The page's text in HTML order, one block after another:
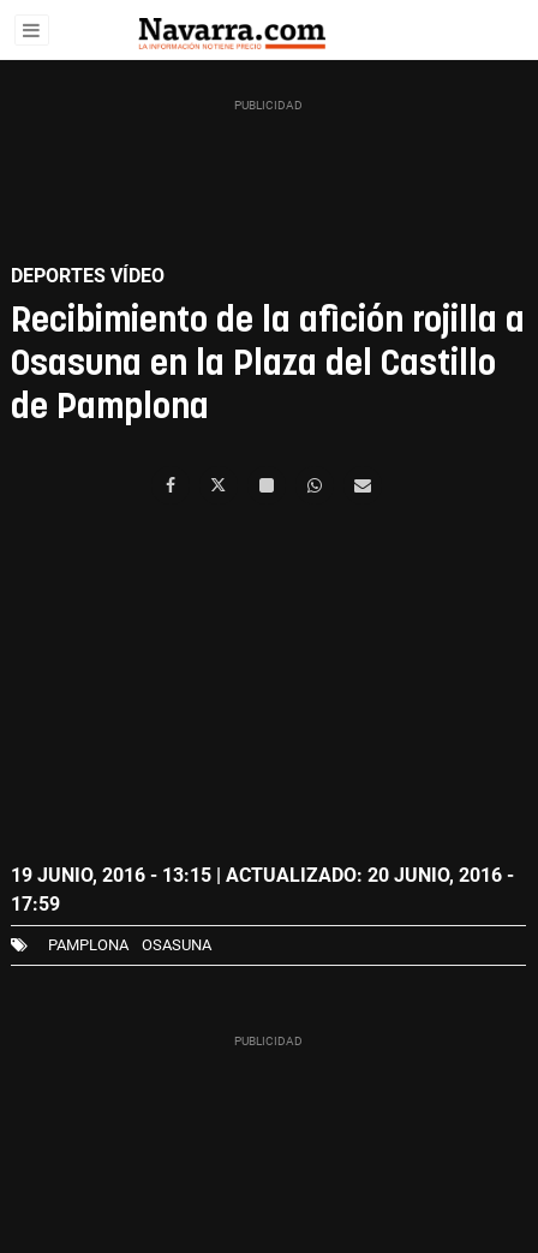
DEPORTES VÍDEO
Recibimiento de la afición rojilla a
Osasuna en la Plaza del Castillo
de Pamplona
19 JUNIO, 2016 - 13:15 | ACTUALIZADO: 20 JUNIO, 2016 -
17:59
PAMPLONA OSASUNA